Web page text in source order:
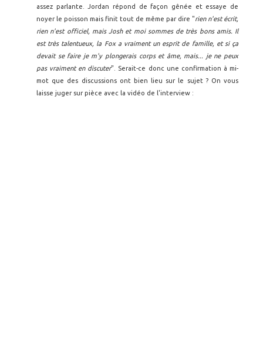
assez parlante. Jordan répond de façon gênée et essaye de
noyer le poisson mais finit tout de même par dire "rien n'est écrit,
rien n'est officiel, mais Josh et moi sommes de très bons amis. Il
est très talentueux, la Fox a vraiment un esprit de famille, et si ça
devait se faire je m'y plongerais corps et âme, mais... je ne peux
pas vraiment en discuter". Serait-ce donc une confirmation à mi-
mot que des discussions ont bien lieu sur le sujet ? On vous
laisse juger sur pièce avec la vidéo de l'interview :